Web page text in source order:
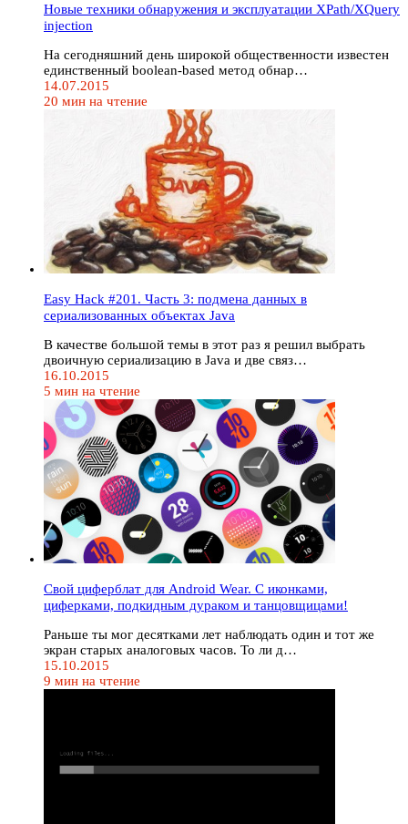
Новые техники обнаружения и эксплуатации XPath/XQuery
injection
На сегодняшний день широкой общественности известен
единственный boolean-based метод обнар…
14.07.2015
20 мин на чтение
Easy Hack #201. Часть 3: подмена данных в
сериализованных объектах Java
В качестве большой темы в этот раз я решил выбрать
двоичную сериализацию в Java и две связ…
16.10.2015
5 мин на чтение
Свой циферблат для Android Wear. С иконками,
циферками, подкидным дураком и танцовщицами!
Раньше ты мог десятками лет наблюдать один и тот же
экран старых аналоговых часов. То ли д…
15.10.2015
9 мин на чтение